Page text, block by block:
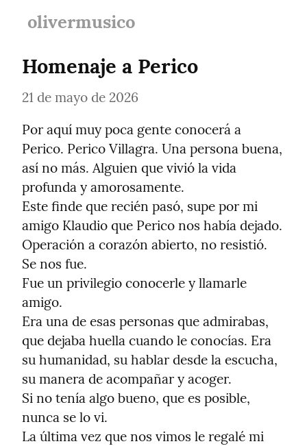
olivermusico
Homenaje a Perico
21 de mayo de 2026
Por aquí muy poca gente conocerá a
Perico. Perico Villagra. Una persona buena,
así no más. Alguien que vivió la vida
profunda y amorosamente.
Este finde que recién pasó, supe por mi
amigo Klaudio que Perico nos había dejado.
Operación a corazón abierto, no resistió.
Se nos fue.
Fue un privilegio conocerle y llamarle
amigo.
Era una de esas personas que admirabas,
que dejaba huella cuando le conocías. Era
su humanidad, su hablar desde la escucha,
su manera de acompañar y acoger.
Si no tenía algo bueno, que es posible,
nunca se lo vi.
La última vez que nos vimos le regalé mi